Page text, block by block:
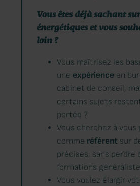
Vous êtes déjà sachant
énergétiques et vous
loin ?
Vous maîtrisez les
une expérience en
cabinet de conseil,
certains sujets
portée ?
Vous cherchez à
comme référent sur
précises, sans perdre
formations
Vous voulez élargir